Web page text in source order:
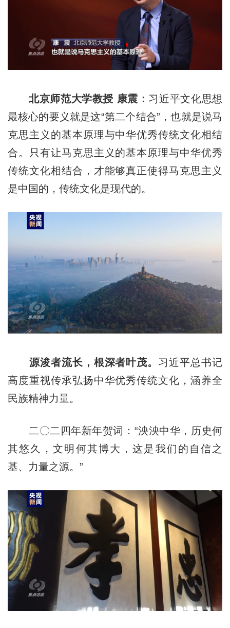
北京师范大学教授 康震： 习近平文化思想
最核心的要义就是这“第二个结合”，也就是说马
克思主义的基本原理与中华优秀传统文化相结
合。只有让马克思主义的基本原理与中华优秀
传统文化相结合，才能够真正使得马克思主义
是中国的，传统文化是现代的。
源浚者流长，根深者叶茂。 习近平总书记
高度重视传承弘扬中华优秀传统文化，涵养全
民族精神力量。
二〇二四年新年贺词：“泱泱中华，历史何
其悠久，文明何其博大，这是我们的自信之
基、力量之源。”